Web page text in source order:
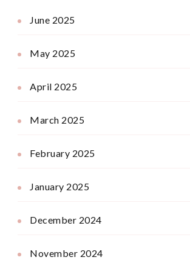
June 2025
May 2025
April 2025
March 2025
February 2025
January 2025
December 2024
November 2024